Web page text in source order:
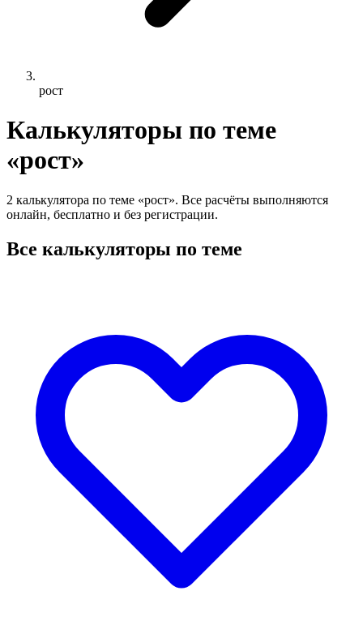
рост
Калькуляторы по теме
«рост»
2 калькулятора по теме «рост». Все расчёты выполняются
онлайн, бесплатно и без регистрации.
Все калькуляторы по теме